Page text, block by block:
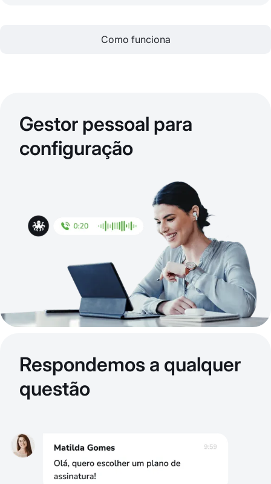
Como funciona
Gestor pessoal para
configuração
Respondemos a qualquer
questão